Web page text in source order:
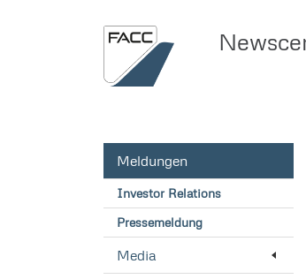
Meldungen
Investor Relations
Pressemeldung
Media